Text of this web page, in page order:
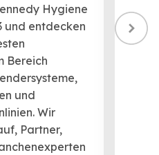
Hygiene
und entdecken
Bereich
und
Wir
Partner,